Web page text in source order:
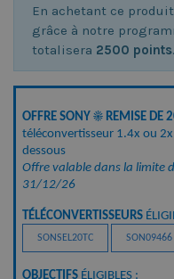
En achetant ce
grâce à notre
totalisera 2500 points.
OFFRE SONY ☀️ REMISE DE
téléconvertisseur 1.4x ou 2x
dessous
Offre valable dans la limite
31/12/26
TÉLÉCONVERTISSEURS
SONSEL20TC SON09466
OBJECTIFS ÉLIGIBLES :